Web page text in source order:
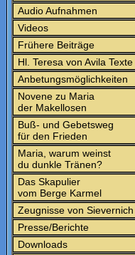
Audio Aufnahmen
Videos
Frühere Beiträge
Hl. Teresa von Avila Texte
Anbetungsmöglichkeiten
Novene zu Maria
der Makellosen
Buß- und Gebetsweg
für den Frieden
Maria, warum weinst
du dunkle Tränen?
Das Skapulier
vom Berge Karmel
Zeugnisse von Sievernich
Presse/Berichte
Downloads